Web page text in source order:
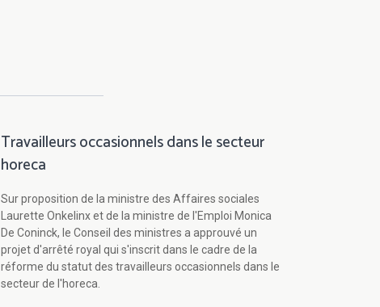
Travailleurs occasionnels dans le secteur
horeca
Sur proposition de la ministre des Affaires sociales
Laurette Onkelinx et de la ministre de l'Emploi Monica
De Coninck, le Conseil des ministres a approuvé un
projet d'arrêté royal qui s'inscrit dans le cadre de la
réforme du statut des travailleurs occasionnels dans le
secteur de l'horeca.